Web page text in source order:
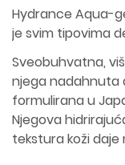
Hydrance Aqua-
je svim tipovima
Sveobuhvatna,
njega nadahnuta
formulirana u
Njegova
tekstura koži